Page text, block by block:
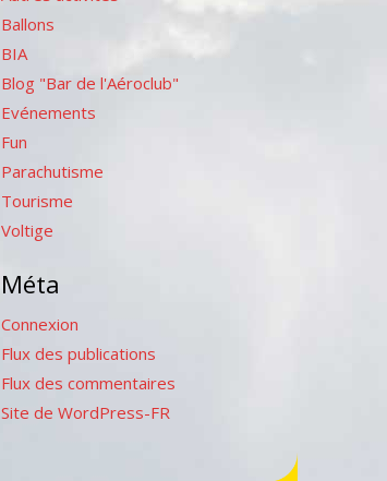
Ballons
BIA
Blog "Bar de l'Aéroclub"
Evénements
Fun
Parachutisme
Tourisme
Voltige
Méta
Connexion
Flux des publications
Flux des commentaires
Site de WordPress-FR